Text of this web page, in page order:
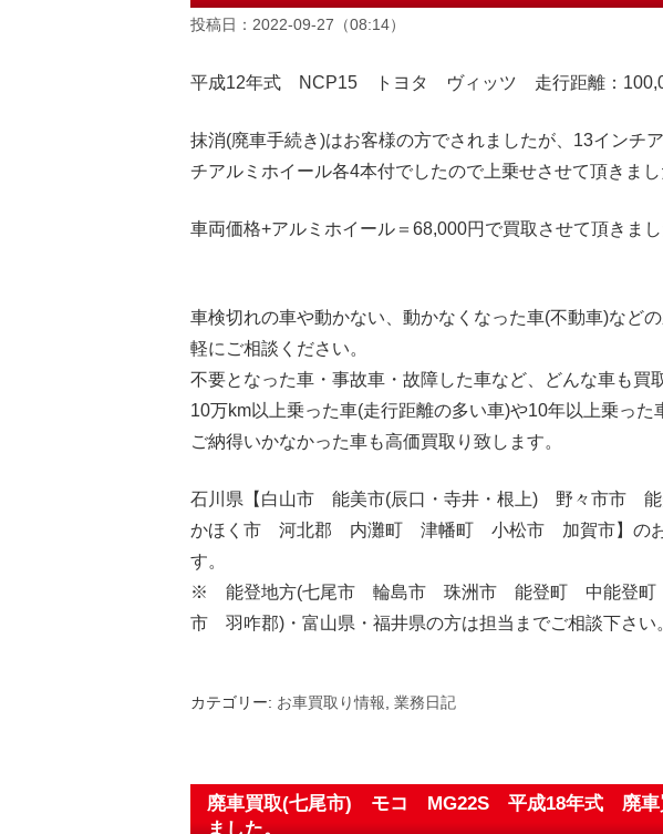
投稿日：2022-09-27（08:14）
平成12年式 NCP15 トヨタ ヴィッツ 走行距離：
抹消(廃車手続き)はお客様の方でされましたが、13インチ
チアルミホイール各4本付でしたので上乗せさせて頂きまし
車両価格+アルミホイール＝68,000円で買取させて頂きまし
車検切れの車や動かない、動かなくなった車(不動車)など
軽にご相談ください。
不要となった車・事故車・故障した車など、どんな車も買
10万km以上乗った車(走行距離の多い車)や10年以上乗った
ご納得いかなかった車も高価買取り致します。
石川県【白山市 能美市(辰口・寺井・根上) 野々市市
かほく市 河北郡 内灘町 津幡町 小松市 加賀市】のお
す。
※ 能登地方(七尾市 輪島市 珠洲市 能登町 中能登
市 羽咋郡)・富山県・福井県の方は担当までご相談下さい
カテゴリー: お車買取り情報 業務日記
廃車買取(七尾市) モコ MG22S 平成18年式 廃車
ました。